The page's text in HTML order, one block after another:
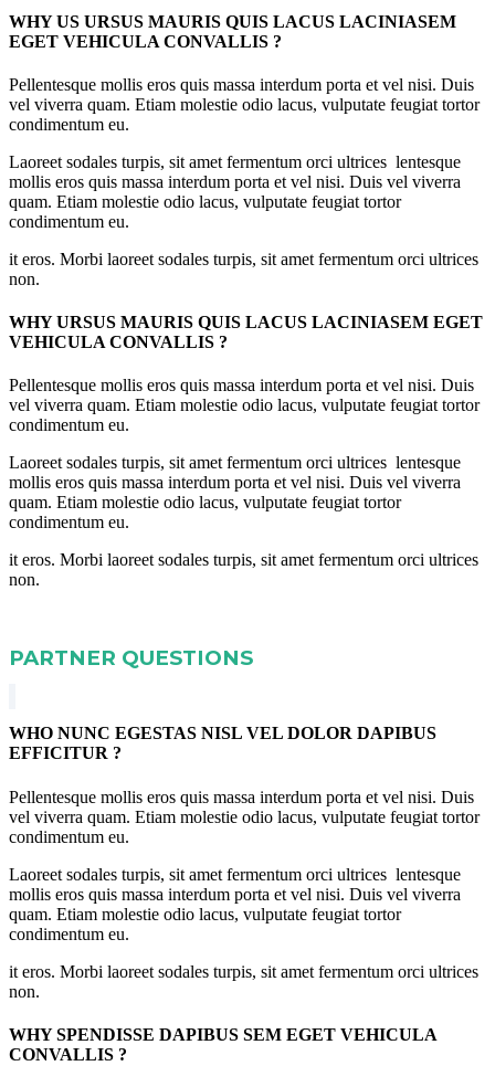
WHY US URSUS MAURIS QUIS LACUS LACINIASEM
EGET VEHICULA CONVALLIS ?
Pellentesque mollis eros quis massa interdum porta et vel nisi. Duis
vel viverra quam. Etiam molestie odio lacus, vulputate feugiat tortor
condimentum eu.
Laoreet sodales turpis, sit amet fermentum orci ultrices lentesque
mollis eros quis massa interdum porta et vel nisi. Duis vel viverra
quam. Etiam molestie odio lacus, vulputate feugiat tortor
condimentum eu.
it eros. Morbi laoreet sodales turpis, sit amet fermentum orci ultrices
non.
WHY URSUS MAURIS QUIS LACUS LACINIASEM EGET
VEHICULA CONVALLIS ?
Pellentesque mollis eros quis massa interdum porta et vel nisi. Duis
vel viverra quam. Etiam molestie odio lacus, vulputate feugiat tortor
condimentum eu.
Laoreet sodales turpis, sit amet fermentum orci ultrices lentesque
mollis eros quis massa interdum porta et vel nisi. Duis vel viverra
quam. Etiam molestie odio lacus, vulputate feugiat tortor
condimentum eu.
it eros. Morbi laoreet sodales turpis, sit amet fermentum orci ultrices
non.
PARTNER QUESTIONS
WHO NUNC EGESTAS NISL VEL DOLOR DAPIBUS
EFFICITUR ?
Pellentesque mollis eros quis massa interdum porta et vel nisi. Duis
vel viverra quam. Etiam molestie odio lacus, vulputate feugiat tortor
condimentum eu.
Laoreet sodales turpis, sit amet fermentum orci ultrices lentesque
mollis eros quis massa interdum porta et vel nisi. Duis vel viverra
quam. Etiam molestie odio lacus, vulputate feugiat tortor
condimentum eu.
it eros. Morbi laoreet sodales turpis, sit amet fermentum orci ultrices
non.
WHY SPENDISSE DAPIBUS SEM EGET VEHICULA
CONVALLIS ?